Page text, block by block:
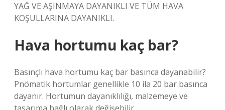
YAĞ VE AŞINMAYA DAYANIKLI VE TÜM HAVA
KOŞULLARINA DAYANIKLI.
Hava hortumu kaç bar?
Basınçlı hava hortumu kaç bar basınca dayanabilir?
Pnömatik hortumlar genellikle 10 ila 20 bar basınca
dayanır. Hortumun dayanıklılığı, malzemeye ve